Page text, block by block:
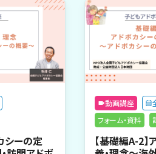
シーの定
動画講座
フォーム・資料
【基礎編A-2